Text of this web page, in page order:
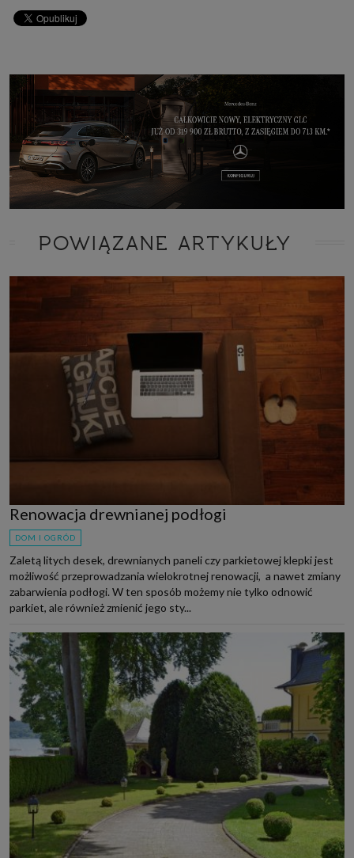
POWIĄZANE ARTYKUŁY
Renowacja drewnianej podłogi
DOM I OGRÓD
Zaletą litych desek, drewnianych paneli czy parkietowej klepki jest
możliwość przeprowadzania wielokrotnej renowacji, a nawet zmiany
zabarwienia podłogi. W ten sposób możemy nie tylko odnowić
parkiet, ale również zmienić jego sty...